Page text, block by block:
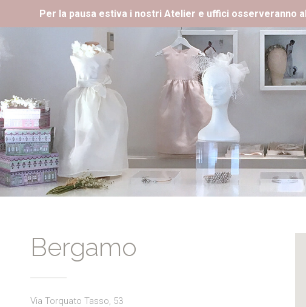
Per la pausa estiva i nostri Atelier e uffici osserveranno
Bergamo
Via Torquato Tasso, 53